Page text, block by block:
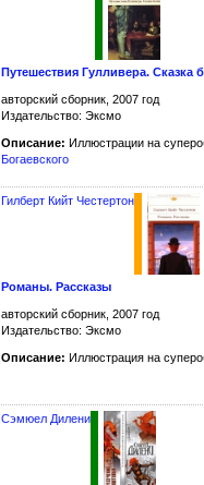
Путешествия Гулливера. Сказка
авторский сборник, 2007 год
Издательство: Эксмо
Описание: Иллюстрации на
Богаевского
Гилберт Кийт Честертон
Романы. Рассказы
авторский сборник, 2007 год
Издательство: Эксмо
Описание: Иллюстрация на
Сэмюел Дилени